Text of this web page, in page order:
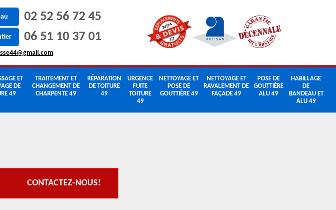
02 52 56 72 45
06 51 10 37 01
ET
DE
49
TRAITEMENT ET
CHANGEMENT DE
CHARPENTE 49
RÉPARATION
DE TOITURE
49
URGENCE
FUITE
TOITURE
49
NETTOYAGE ET
POSE DE
GOUTTIÈRE 49
NETTOYAGE ET
RAVALEMENT DE
FAÇADE 49
POSE DE
GOUTTIÈRE
ALU 49
HABILLAGE
DE
BANDEAU ET
ALU 49
CONTACTEZ-NOUS!